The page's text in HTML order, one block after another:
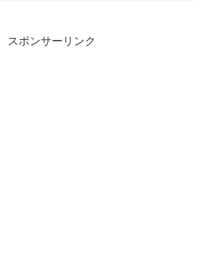
スポンサーリンク